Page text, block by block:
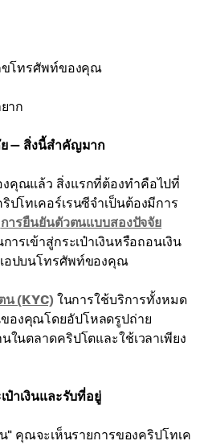
ขโทรศัพท์ของคุณ
าก
— สิ่งนี้สำคัญมาก
คุณแล้ว สิ่งแรกที่ต้องทำคือไปที่
โทเคอร์เรนซีจำเป็นต้องมีการ
การยืนยันตัวตนแบบสองปัจจัย
ารเข้าสู่กระเป๋าเงินหรือถอนเงิน
อปบนโทรศัพท์ของคุณ
น (KYC) ในการใช้บริการทั้งหมด
องคุณโดยอัปโหลดรูปถ่าย
ในตลาดคริปโตและใช้เวลาเพียง
าเงินและรับที่อยู่
" คุณจะเห็นรายการของคริปโทเค